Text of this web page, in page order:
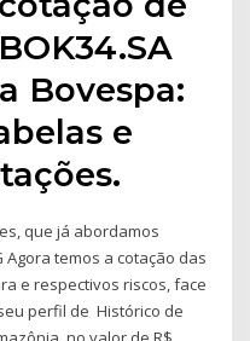
Bovespa:
e
que já abordamos
temos a cotação das
e respectivos riscos, face
perfil de Histórico de